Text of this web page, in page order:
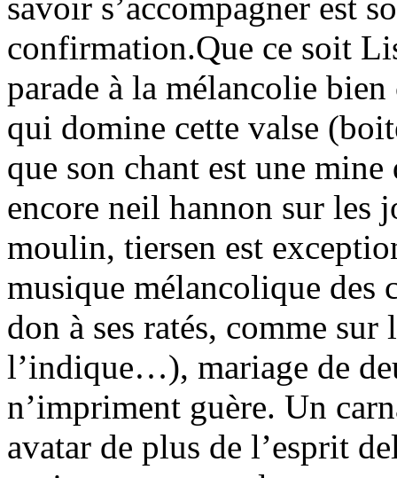
confirmation.Que ce soit
parade à la mélancolie
qui domine cette valse
que son chant est une
encore neil hannon sur les
moulin, tiersen est
musique mélancolique des
don à ses ratés, comme
l’indique…), mariage de
n’impriment guère. Un
avatar de plus de l’esprit